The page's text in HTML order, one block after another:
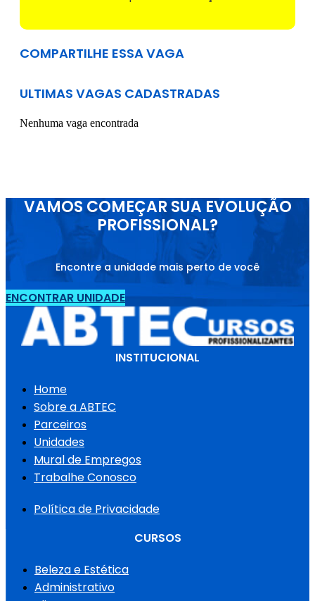
COMPARTILHE ESSA VAGA
ULTIMAS VAGAS CADASTRADAS
Nenhuma vaga encontrada
VAMOS COMEÇAR SUA EVOLUÇÃO
PROFISSIONAL?
Encontre a unidade mais perto de você
ENCONTRAR UNIDADE
INSTITUCIONAL
Home
Sobre a ABTEC
Parceiros
Unidades
Mural de Empregos
Trabalhe Conosco
Política de Privacidade
CURSOS
Beleza e Estética
Administrativo